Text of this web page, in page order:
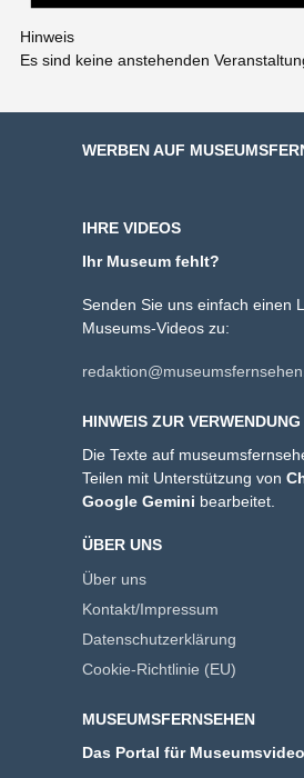
Hinweis
Es sind keine anstehenden
WERBEN AUF
IHRE VIDEOS
Ihr Museum fehlt?
Senden Sie uns einfach einen
Museums-Videos zu:
HINWEIS ZUR
Die Texte auf
Teilen mit Unterstützung von
Google Gemini bearbeitet.
ÜBER UNS
Über uns
Kontakt/Impressum
Datenschutzerklärung
Cookie-Richtlinie (EU)
MUSEUMSFERNSEHEN
Das Portal für